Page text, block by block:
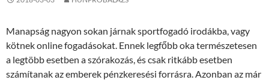
Manapság nagyon sokan járnak sportfogadó irodákba, vagy
kötnek online fogadásokat. Ennek legfőbb oka természetesen
a legtöbb esetben a szórakozás, és csak ritkább esetben
számítanak az emberek pénzkeresési forrásra. Azonban az már